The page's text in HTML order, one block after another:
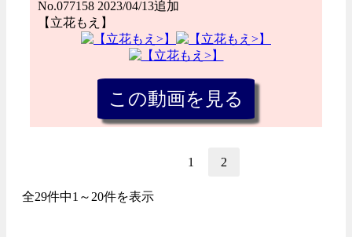
No.077158 2023/04/13追加
【立花もえ】
1 2
全29件中1～20件を表示